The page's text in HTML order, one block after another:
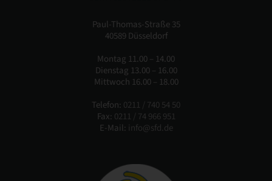
Paul-Thomas-Straße 35
40589 Düsseldorf
Montag 11.00 – 14.00
Dienstag 13.00 – 16.00
Mittwoch 16.00 – 18.00
Telefon: 0211 / 740 54 50
Fax: 0211 / 74 966 951
E-Mail: info@sfd.de